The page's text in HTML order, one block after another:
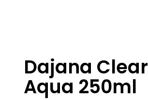
Dajana Clear
Aqua 250ml